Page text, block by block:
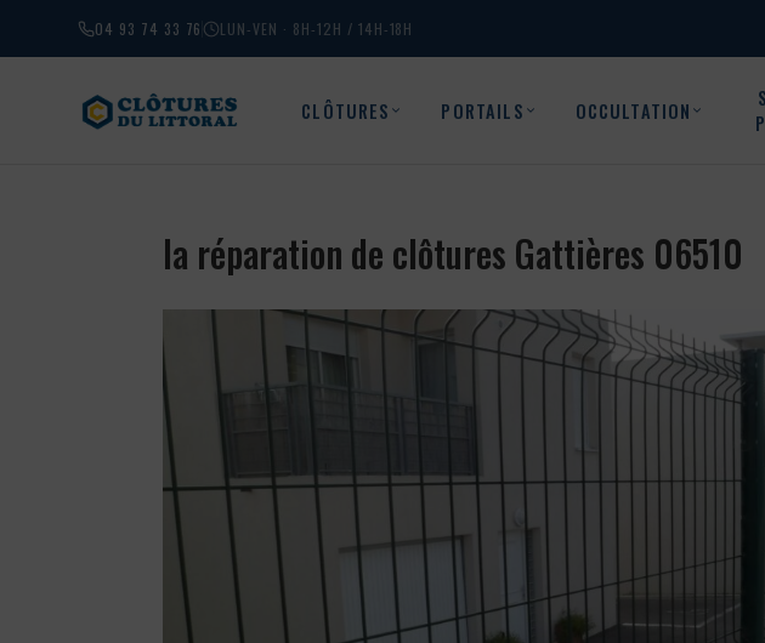
04 93 74 33 76 LUN-VEN · 8H-12H / 14H-18H
CLÔTURES PORTAILS OCCULTATION
la réparation de clôtures Gattières 06510